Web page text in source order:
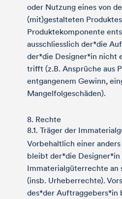
oder Nutzung eines von
(mit)gestalteten
Produktekomponente
ausschliesslich der*die
der*die Designer*in nicht
trifft (z.B. Ansprüche aus
entgangenem Gewinn,
Mangelfolgeschäden).
8. Rechte
8.1. Träger der
Vorbehaltlich einer
bleibt der*die
Immaterialgüterrechte an
(insb. Urheberrechte).
des*der Auftraggebers*in